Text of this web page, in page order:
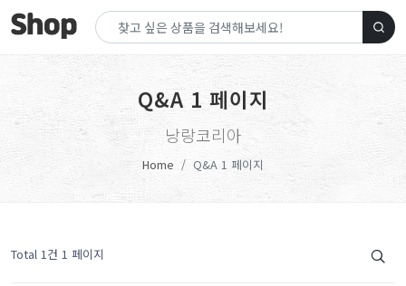
Q&A 1 페이지
낭랑코리아
Home Q&A 1 페이지
Total 1건 1 페이지